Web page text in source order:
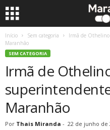
Início Sem categoria
Irmã de
Maranhão
SEM CATEGORIA
Irmã de
Maranhão
Por Thais Miranda - 22 de junho de